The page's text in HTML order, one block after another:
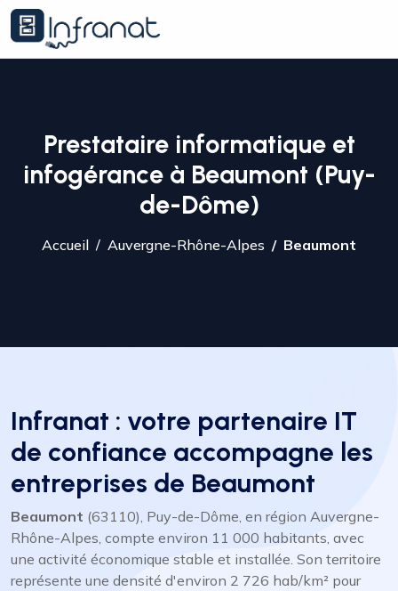
Prestataire informatique et
infogérance à Beaumont (Puy-
de-Dôme)
Accueil Auvergne-Rhône-Alpes Beaumont
Infranat : votre partenaire IT
de confiance accompagne les
entreprises de Beaumont
Beaumont (63110), Puy-de-Dôme, en région Auvergne-
Rhône-Alpes, compte environ 11 000 habitants, avec
une activité économique stable et installée. Son territoire
représente une densité d'environ 2 726 hab/km² pour